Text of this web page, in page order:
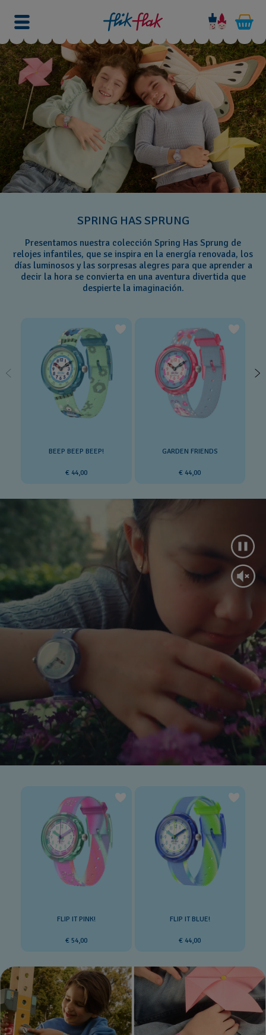
SPRING HAS SPRUNG
Presentamos nuestra colección Spring Has Sprung de
relojes infantiles, que se inspira en la energía renovada, los
días luminosos y las sorpresas alegres para que aprender a
decir la hora se convierta en una aventura divertida que
despierte la imaginación.
BEEP BEEP BEEP!
€ 44,00
GARDEN FRIENDS
€ 44,00
FLIP IT PINK!
€ 54,00
FLIP IT BLUE!
€ 44,00